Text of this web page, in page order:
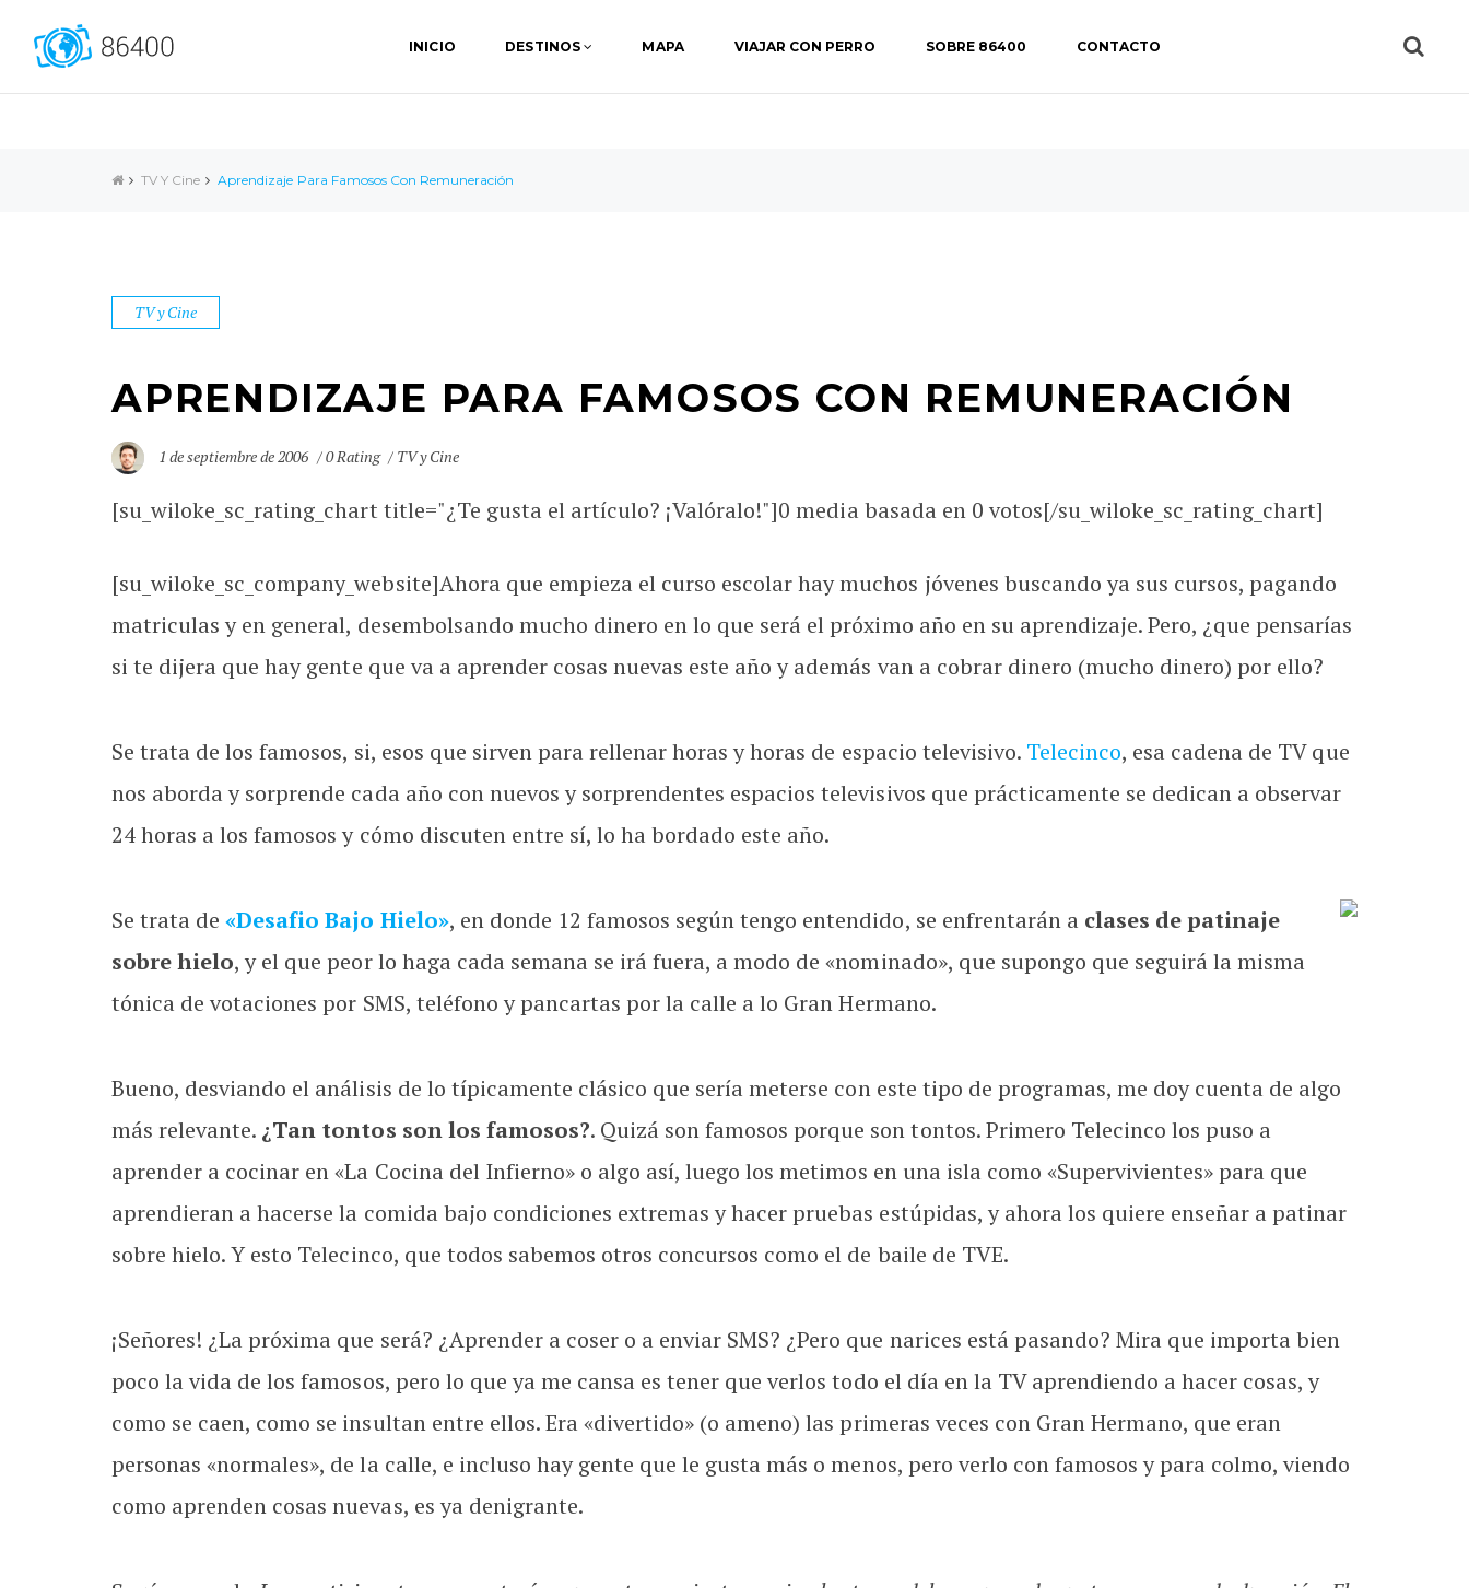
INICIO DESTINOS MAPA VIAJAR CON PERRO SOBRE 86400 CONTACTO
TV Y Cine Aprendizaje Para Famosos Con Remuneración
TV y Cine
APRENDIZAJE PARA FAMOSOS CON REMUNERACIÓN
1 de septiembre de 2006 0 Rating TV y Cine
[su_wiloke_sc_rating_chart title="¿Te gusta el artículo? ¡Valóralo!"]0media basada en 0 votos[/su_wiloke_sc_rating_chart]
[su_wiloke_sc_company_website]Ahora que empieza el curso escolar hay muchos jóvenes buscando ya sus cursos, pagando
matriculas y en general, desembolsando mucho dinero en lo que será el próximo año en su aprendizaje. Pero, ¿que pensarías
si te dijera que hay gente que va a aprender cosas nuevas este año y además van a cobrar dinero (mucho dinero) por ello?
Se trata de los famosos, si, esos que sirven para rellenar horas y horas de espacio televisivo. Telecinco, esa cadena de TV que
nos aborda y sorprende cada año con nuevos y sorprendentes espacios televisivos que prácticamente se dedican a observar
24 horas a los famosos y cómo discuten entre sí, lo ha bordado este año.
Se trata de«Desafio Bajo Hielo», en donde 12 famosos según tengo entendido, se enfrentarán a clases de patinaje
sobre hielo, y el que peor lo haga cada semana se irá fuera, a modo de «nominado», que supongo que seguirá la misma
tónica de votaciones por SMS, teléfono y pancartas por la calle a lo Gran Hermano.
Bueno, desviando el análisis de lo típicamente clásico que sería meterse con este tipo de programas, me doy cuenta de algo
más relevante. ¿Tan tontos son los famosos?. Quizá son famosos porque son tontos. Primero Telecinco los puso a
aprender a cocinar en «La Cocina del Infierno» o algo así, luego los metimos en una isla como «Supervivientes» para que
aprendieran a hacerse la comida bajo condiciones extremas y hacer pruebas estúpidas, y ahora los quiere enseñar a patinar
sobre hielo. Y esto Telecinco, que todos sabemos otros concursos como el de baile de TVE.
¡Señores! ¿La próxima que será? ¿Aprender a coser o a enviar SMS? ¿Pero que narices está pasando? Mira que importa bien
poco la vida de los famosos, pero lo que ya me cansa es tener que verlos todo el día en la TV aprendiendo a hacer cosas, y
como se caen, como se insultan entre ellos. Era «divertido» (o ameno) las primeras veces con Gran Hermano, que eran
personas «normales», de la calle, e incluso hay gente que le gusta más o menos, pero verlo con famosos y para colmo, viendo
como aprenden cosas nuevas, es ya denigrante.